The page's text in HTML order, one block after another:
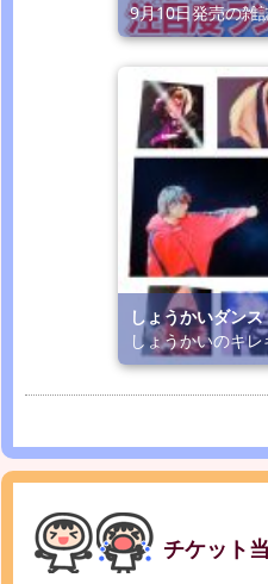
9月10日発売の雑
しょうかいダンス
しょうかいのキ
チケット